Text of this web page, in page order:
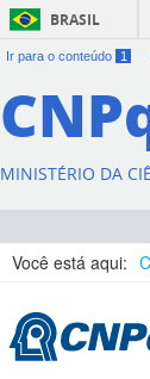
BRASIL
Ir para o conteúdo 1
MINISTÉRIO DA
Você está aqui: